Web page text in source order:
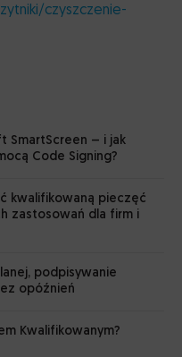
czyszczenie-
SmartScreen – i jak
Code Signing?
kwalifikowaną pieczęć
zastosowań dla firm i
podpisywanie
opóźnień
Kwalifikowanym?